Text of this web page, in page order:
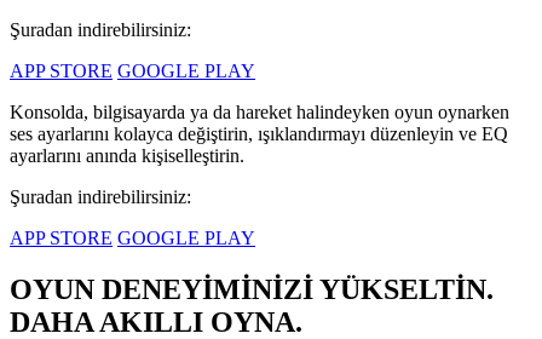
Şuradan indirebilirsiniz:
APP STORE GOOGLE PLAY
Konsolda, bilgisayarda ya da hareket halindeyken oyun oynarken
ses ayarlarını kolayca değiştirin, ışıklandırmayı düzenleyin ve EQ
ayarlarını anında kişiselleştirin.
Şuradan indirebilirsiniz:
APP STORE GOOGLE PLAY
OYUN DENEYİMİNİZİ YÜKSELTİN.
DAHA AKILLI OYNA.